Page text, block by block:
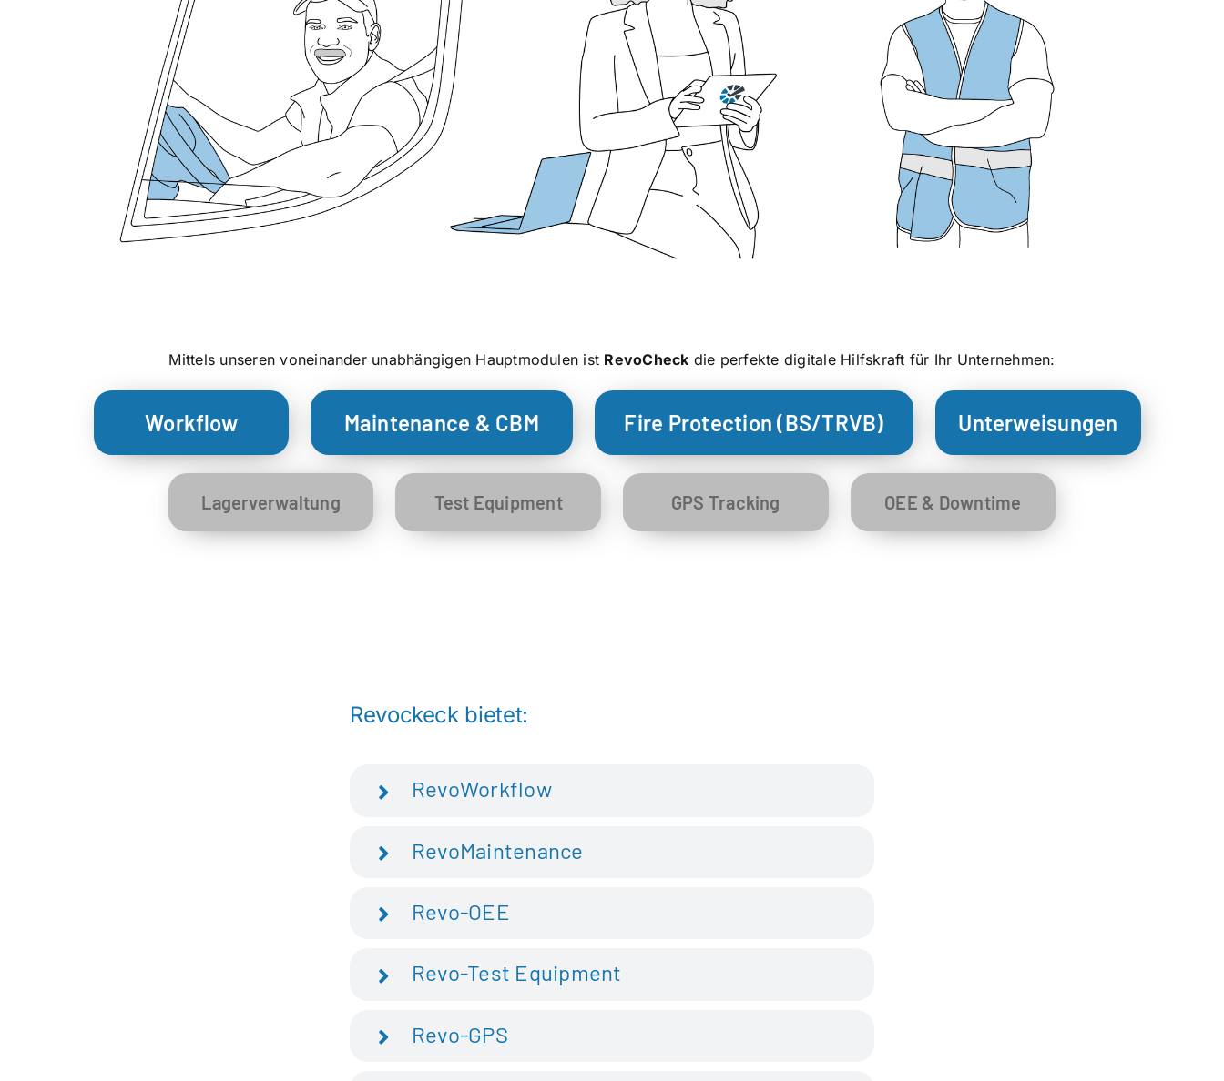
Mittels unseren voneinander unabhängigen Hauptmodulen ist RevoCheck die perfekte digitale Hilfskraft für Ihr Unternehmen:
Workflow Maintenance & CBM Fire Protection (BS/TRVB) Unterweisungen
Lagerverwaltung Test Equipment GPS Tracking OEE & Downtime
Revockeck bietet:
RevoWorkflow
RevoMaintenance
Revo-OEE
Revo-Test Equipment
Revo-GPS